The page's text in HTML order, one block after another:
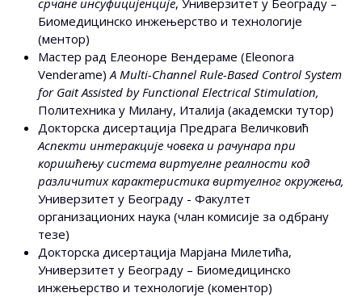
срчане инсуфицијенције, Универзитет у Београду –
Биомедицинско инжењерство и технологије
(ментор)
Мастер рад Елеоноре Вендераме (Eleonora
Venderame)A Multi-Channel Rule-Based Control System
for Gait Assisted by Functional Electrical Stimulation,
Политехника у Милану, Италија (академски тутор)
Докторска дисертација Предрага Величковић
Аспекти интеракције човека и рачунара при
коришћењу система виртуелне реалности код
различитих карактеристика виртуелног окружења,
Универзитет у Београду - Факултет
организационих наука (члан комисије за одбрану
тезе)
Докторска дисертација Марјана Милетића,
Универзитет у Београду – Биомедицинско
инжењерство и технологије (коментор)